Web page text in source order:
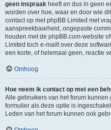
geen inspraak heeft en dus in geen
worden over hoe, waar en door wie
contact op met phpBB Limited met
aanspreekbaarheid, ongepaste
houden met de phpBB.com-website
Limited toch e-mailt over deze
een korte, of helemaal geen, reactie
Omhoog
Hoe neem ik contact op met een
Alle gebruikers van het forum kunnen
formulier als deze optie is
Leden van het forum kunnen ook